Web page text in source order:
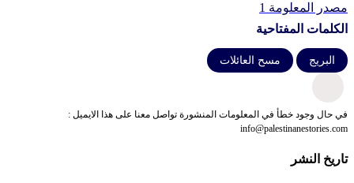
مصدر المعلومة 1
الكلمات المفتاحية
البريج مسح العائلات
في حال وجود خطأ في المعلومات المنشورة تواصل معنا على هذا الايميل :
info@palestinanestories.com
تاريخ النشر